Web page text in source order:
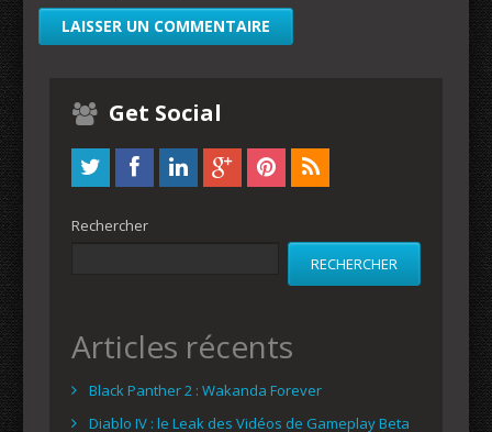
Get Social
Rechercher
RECHERCHER
Articles récents
Black Panther 2 : Wakanda Forever
Diablo IV : le Leak des Vidéos de Gameplay Beta